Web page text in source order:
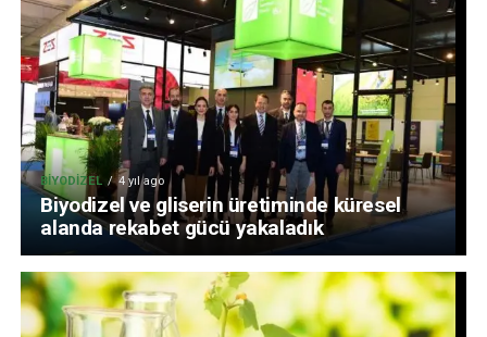
BIYODIZEL 4 yıl ago
Biyodizel ve gliserin üretiminde küresel
alanda rekabet gücü yakaladık